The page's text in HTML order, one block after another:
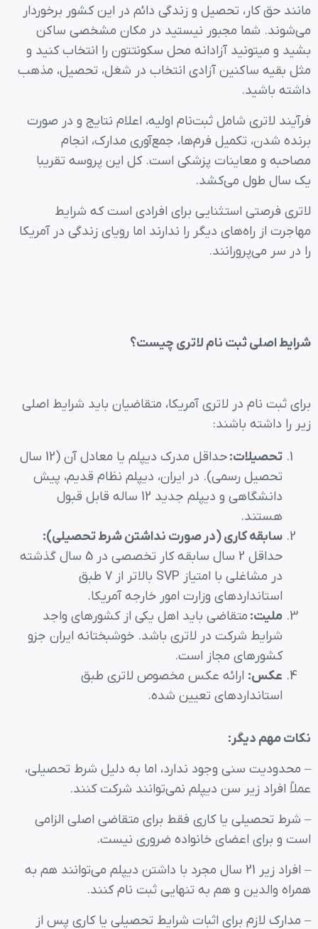
مانند حق کار، تحصیل و زندگی دائم در این کشور برخوردار
می‌شوند. شما مجبور نیستید در مکان مشخصی ساکن
بشید و میتونید آزادانه محل سکونتتون را انتخاب کنید و
مثل بقیه ساکنین آزادی انتخاب در شغل، تحصیل، مذهب
داشته باشید.
فرآیند لاتری شامل ثبت‌نام اولیه، اعلام نتایج و در صورت
برنده شدن، تکمیل فرم‌ها، جمع‌آوری مدارک، انجام
مصاحبه و معاینات پزشکی است. کل این پروسه تقریبا
یک سال طول می‌کشد.
لاتری فرصتی استثنایی برای افرادی است که شرایط
مهاجرت از راه‌های دیگر را ندارند اما رویای زندگی در آمریکا
را در سر می‌پرورانند.
شرایط اصلی ثبت نام لاتری چیست؟
برای ثبت نام در لاتری آمریکا، متقاضیان باید شرایط اصلی
زیر را داشته باشند:
تحصیلات:
حداقل مدرک دیپلم یا معادل آن (12 سال
تحصیل رسمی). در ایران، دیپلم نظام قدیم، پیش
دانشگاهی و دیپلم جدید 12 ساله قابل قبول
هستند.
سابقه کاری (در صورت نداشتن شرط تحصیلی):
حداقل 2 سال سابقه کار تخصصی در 5 سال گذشته
در مشاغلی با امتیاز SVP بالاتر از 7 طبق
استانداردهای وزارت امور خارجه آمریکا.
ملیت: متقاضی باید اهل یکی از کشورهای واجد
شرایط شرکت در لاتری باشد. خوشبختانه ایران جزو
کشورهای مجاز است.
عکس: ارائه عکس مخصوص لاتری طبق
استانداردهای تعیین شده.
نکات مهم دیگر:
– محدودیت سنی وجود ندارد، اما به دلیل شرط تحصیلی،
عملاً افراد زیر سن دیپلم نمی‌توانند شرکت کنند.
– شرط تحصیلی یا کاری فقط برای متقاضی اصلی الزامی
است و برای اعضای خانواده ضروری نیست.
– افراد زیر 21 سال مجرد با داشتن دیپلم می‌توانند هم به
همراه والدین و هم به تنهایی ثبت نام کنند.
– مدارک لازم برای اثبات شرایط تحصیلی یا کاری پس از